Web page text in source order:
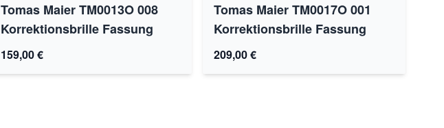
Tomas Maier TM0013O 008
Korrektionsbrille Fassung
159,00 €
Tomas Maier TM0017O 001
Korrektionsbrille Fassung
209,00 €